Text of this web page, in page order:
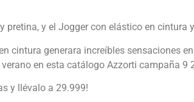
pretina, y el Jogger con elástico en cintura
cintura generara increíbles sensaciones
en esta catálogo Azzorti campaña 9
y llévalo a 29.999!